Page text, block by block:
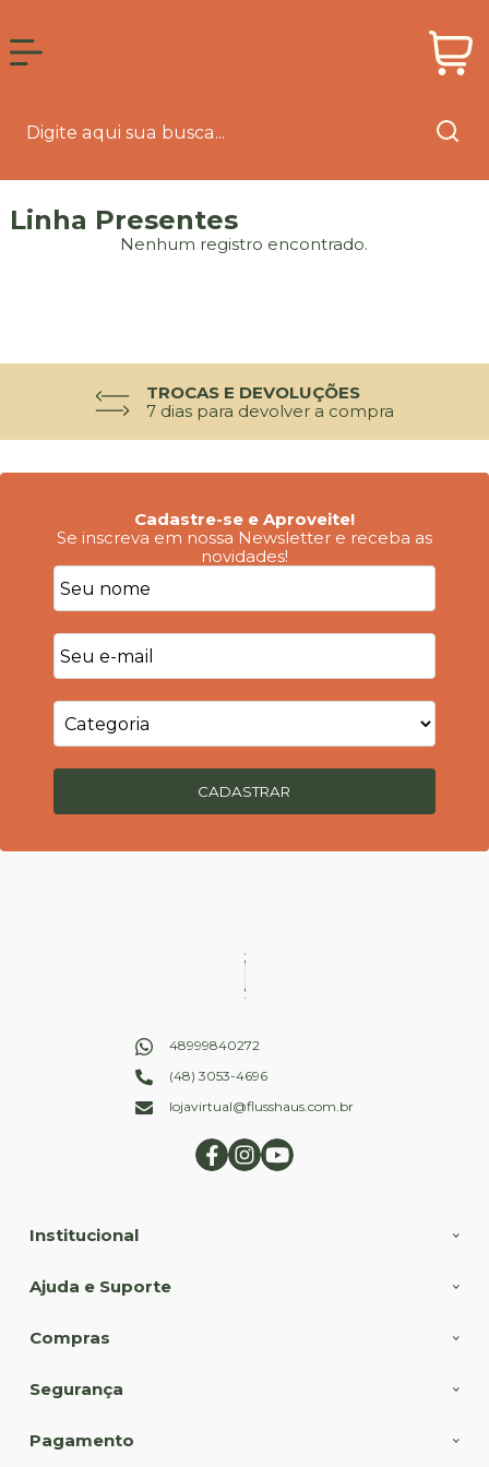
Linha Presentes
Nenhum registro encontrado.
TROCAS E DEVOLUÇÕES
7 dias para devolver a compra
Cadastre-se e Aproveite!
Se inscreva em nossa Newsletter e receba as
novidades!
CADASTRAR
48999840272
(48) 3053-4696
lojavirtual@flusshaus.com.br
Institucional
Ajuda e Suporte
Compras
Segurança
Pagamento